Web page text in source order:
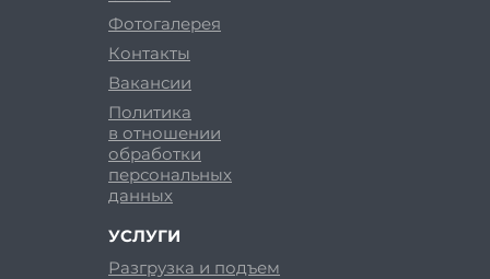
Фотогалерея
Контакты
Вакансии
Политика
в отношении
обработки
персональных
данных
УСЛУГИ
Разгрузка и подъем